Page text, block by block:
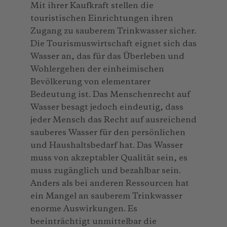
Mit ihrer Kaufkraft stellen die
touristischen Einrichtungen ihren
Zugang zu sauberem Trinkwasser sicher.
Die Tourismuswirtschaft eignet sich das
Wasser an, das für das Überleben und
Wohlergehen der einheimischen
Bevölkerung von elementarer
Bedeutung ist. Das Menschenrecht auf
Wasser besagt jedoch eindeutig, dass
jeder Mensch das Recht auf ausreichend
sauberes Wasser für den persönlichen
und Haushaltsbedarf hat. Das Wasser
muss von akzeptabler Qualität sein, es
muss zugänglich und bezahlbar sein.
Anders als bei anderen Ressourcen hat
ein Mangel an sauberem Trinkwasser
enorme Auswirkungen. Es
beeinträchtigt unmittelbar die